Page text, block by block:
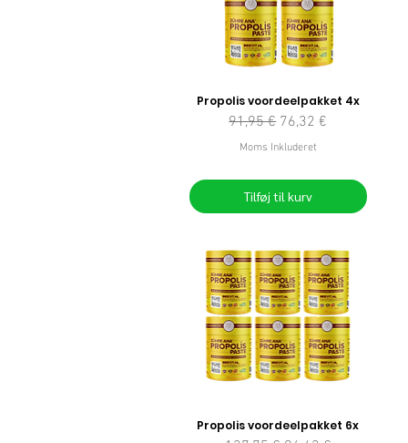
Propolis voordeelpakket 4x
Regulær pris
91,95 € Salgspris
76,32 €
Moms Inkluderet
Tilføj til kurv
Propolis voordeelpakket 6x